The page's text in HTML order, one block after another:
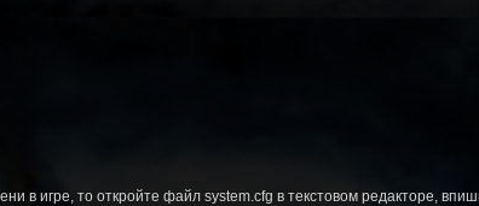
в игре, то откройте файл system.cfg в текстовом редакторе,